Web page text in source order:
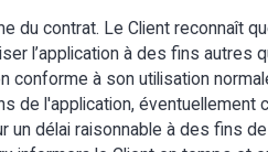
du contrat. Le Client
l’application à des fins
conforme à son utilisation
de l'application,
un délai raisonnable à des fins